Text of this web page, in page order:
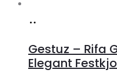
Lykke
by
Gestuz – Rifa
Elegant